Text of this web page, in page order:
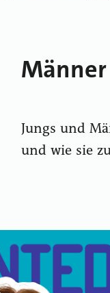
Jungs und
und wie sie